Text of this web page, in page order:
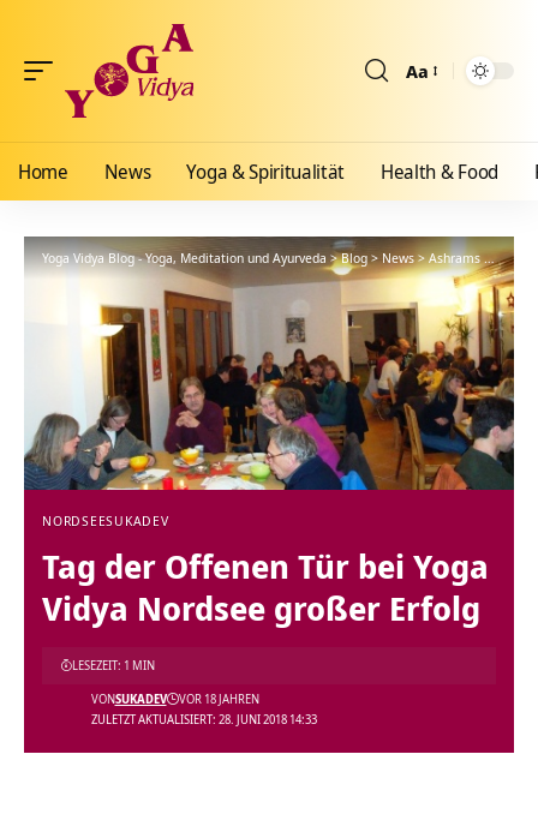
Aa
Home News Yoga & Spiritualität Health & Food
Yoga Vidya Blog - Yoga, Meditation und Ayurveda>Blog>News>Ashrams
NORDSEESUKADEV
Tag der Offenen Tür bei Yoga
Vidya Nordsee großer Erfolg
ZULETZT AKTUALISIERT: 28. JUNI 2018 14:33
VONSUKADEV VOR 18 JAHREN
LESEZEIT: 1 MIN